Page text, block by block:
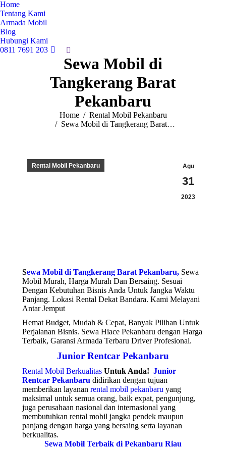
Home
Tentang Kami
Armada Mobil
Blog
Hubungi Kami
0811 7691 203
S
e
a
c
Sewa Mobil di
Tangkerang Barat
Pekanbaru
You are here:Home
Rental Mobil Pekanbaru
Sewa Mobil di Tangkerang Barat…
Agu
31
2023
Rental Mobil Pekanbaru
Sewa Mobil di Tangkerang Barat Pekanbaru, Sewa
Mobil Murah, Harga Murah Dan Bersaing. Sesuai
Dengan Kebutuhan Bisnis Anda Untuk Jangka Waktu
Panjang. Lokasi Rental Dekat Bandara. Kami Melayani
Antar Jemput
Hemat Budget, Mudah & Cepat, Banyak Pilihan Untuk
Perjalanan Bisnis. Sewa Hiace Pekanbaru dengan Harga
Terbaik, Garansi Armada Terbaru Driver Profesional.
Junior Rentcar Pekanbaru
Rental Mobil Berkualitas Untuk Anda! Junior
Rentcar Pekanbaru didirikan dengan tujuan
memberikan layanan rental mobil pekanbaru yang
maksimal untuk semua orang, baik expat, pengunjung,
juga perusahaan nasional dan internasional yang
membutuhkan rental mobil jangka pendek maupun
panjang dengan harga yang bersaing serta layanan
berkualitas.
Sewa Mobil Terbaik di Pekanbaru Riau